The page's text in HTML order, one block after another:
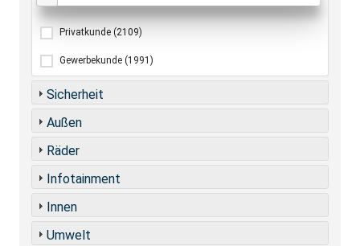
Privatkunde (2109)
Gewerbekunde (1991)
Sicherheit
Außen
Räder
Infotainment
Innen
Umwelt